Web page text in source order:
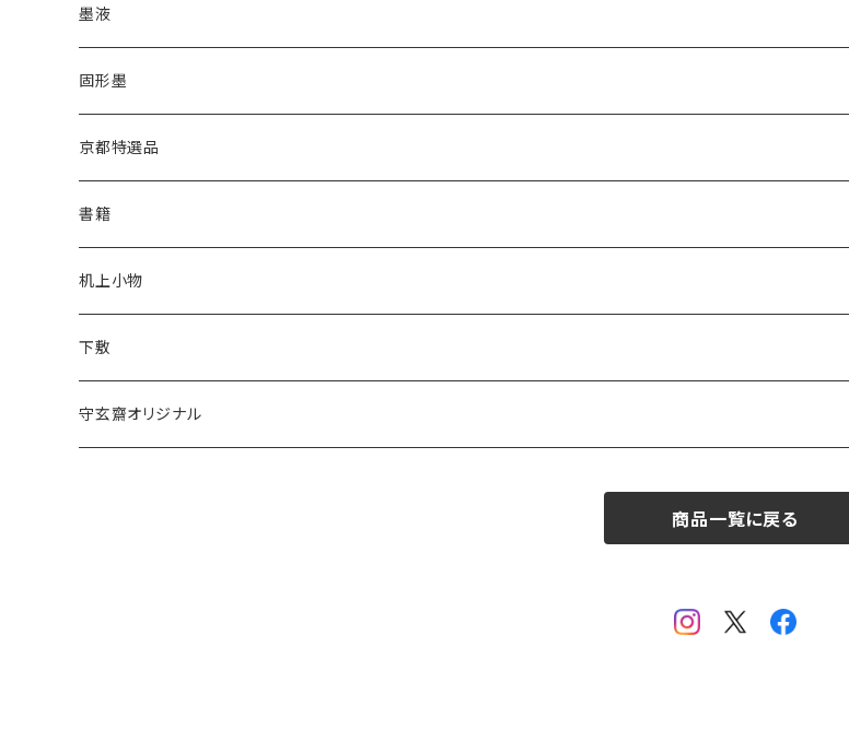
高誠堂
あかしや
菊壽堂
唐筆
かな用
高誠堂
あかしや
菊壽堂
漢字用
半紙
半切
かな用
半紙
半切
墨液
漢字用
かな用
固形墨
漢字用
かな用
京都特選品
書籍
机上小物
下敷
守玄齋オリジナル
商品一覧に戻る